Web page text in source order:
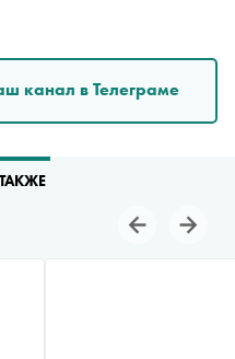
канал в Телеграме